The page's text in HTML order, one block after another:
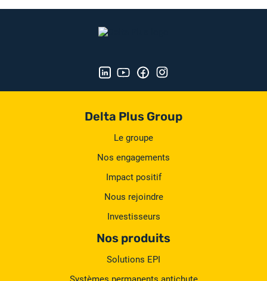
Delta Plus Group
Le groupe
Nos engagements
Impact positif
Nous rejoindre
Investisseurs
Nos produits
Solutions EPI